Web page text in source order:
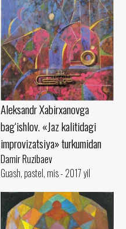
Aleksandr Xabirxanovga
bag‘ishlov. «Jaz kalitidagi
improvizatsiya» turkumidan
Damir Ruzibaev
Guash, pastel, mis - 2017 yil